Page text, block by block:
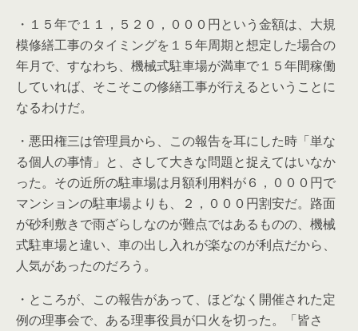
・１５年で１１，５２０，０００円という金額は、大規
模修繕工事のタイミングを１５年周期と想定した場合の
年月で、すなわち、機械式駐車場が満車で１５年間稼働
していれば、そこそこの修繕工事が行えるということに
なるわけだ。
・悪田権三は管理員から、この報告を耳にした時「単な
る個人の事情」と、さして大きな問題と捉えてはいなか
った。その近所の駐車場は月額利用料が６，０００円で
マンションの駐車場よりも、２，０００円割安だ。路面
が砂利敷きで雨ざらしなのが難点ではあるものの、機械
式駐車場と違い、車の出し入れが楽なのが利点だから、
人気があったのだろう。
・ところが、この報告があって、ほどなく開催された定
例の理事会で、ある理事役員が口火を切った。「皆さ